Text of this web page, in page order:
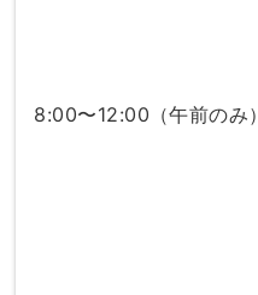
8:00〜12:00（午前のみ）